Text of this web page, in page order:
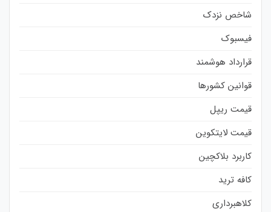
شاخص نزدک
فیسبوک
قرارداد هوشمند
قوانین کشورها
قیمت ریپل
قیمت لایتکوین
کاربرد بلاکچین
کافه ترید
کلاهبرداری